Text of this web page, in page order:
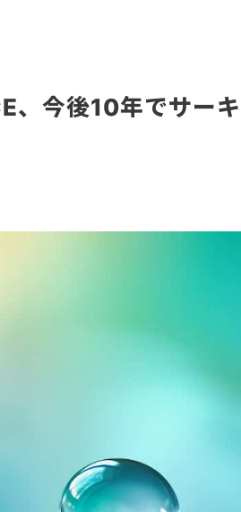
、今後10年でサー